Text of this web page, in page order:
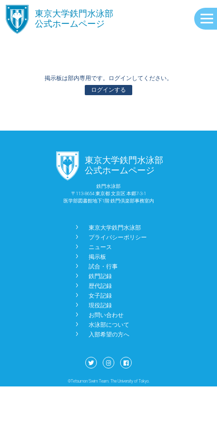
󿾱
東京大学鉄門水泳部
公式ホームページ
ABOUT
EVENTS
RECORDS
NEWS
BBS
CONTACT
掲示板は部内専用です。ログインしてください。
ログインする
󿾱 東京大学鉄門水泳部
公式ホームページ
鉄門水泳部
〒113-8654 東京都 文京区 本郷7-3-1
医学部図書館地下1階 鉄門倶楽部事務室内
󿾡 東京大学鉄門水泳部
󿾡 プライバシーポリシー
󿾡 ニュース
󿾡 掲示板
󿾡 試合・行事
󿾡 鉄門記録
󿾡 歴代記録
󿾡 女子記録
󿾡 現役記録
󿾡 お問い合わせ
󿾡 水泳部について
󿾡 入部希望の方へ
©Tetsumon Swim Team. The University of Tokyo.